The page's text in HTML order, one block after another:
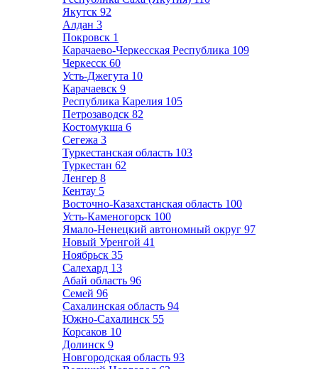
Якутск 92
Алдан 3
Покровск 1
Карачаево-Черкесская Республика 109
Черкесск 60
Усть-Джегута 10
Карачаевск 9
Республика Карелия 105
Петрозаводск 82
Костомукша 6
Сегежа 3
Туркестанская область 103
Туркестан 62
Ленгер 8
Кентау 5
Восточно-Казахстанская область 100
Усть-Каменогорск 100
Ямало-Ненецкий автономный округ 97
Новый Уренгой 41
Ноябрьск 35
Салехард 13
Абай область 96
Семей 96
Сахалинская область 94
Южно-Сахалинск 55
Корсаков 10
Долинск 9
Новгородская область 93